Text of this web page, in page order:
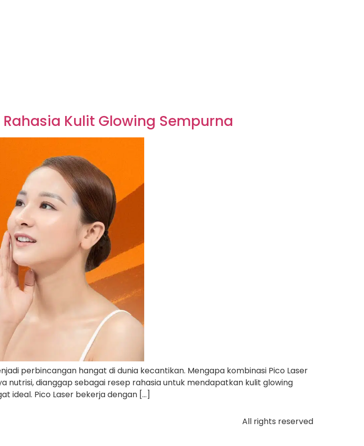
Kulit Glowing Sempurna
perbincangan hangat di dunia kecantikan. Mengapa kombinasi Pico Laser
nutrisi, dianggap sebagai resep rahasia untuk mendapatkan kulit glowing
ideal. Pico Laser bekerja dengan […]
All rights reserved